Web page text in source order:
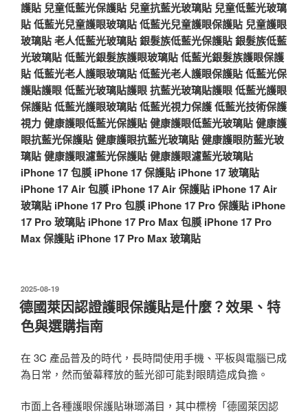
護貼兒童低藍光保護貼兒童抗藍光玻璃貼兒童低藍光玻璃
貼低藍光兒童護眼玻璃貼低藍光兒童護眼保護貼兒童護眼
玻璃貼老人低藍光玻璃貼銀髮族低藍光保護貼銀髮族低藍
光玻璃貼低藍光銀髮族護眼玻璃貼低藍光銀髮族護眼保護
貼低藍光老人護眼玻璃貼低藍光老人護眼保護貼低藍光保
護貼護眼低藍光玻璃貼護眼抗藍光玻璃貼護眼低藍光護眼
保護貼低藍光護眼玻璃貼低藍光視力保護低藍光技術保護
視力健康護眼低藍光保護貼健康護眼低藍光玻璃貼健康護
眼抗藍光保護貼健康護眼抗藍光玻璃貼健康護眼防藍光玻
璃貼健康護眼濾藍光保護貼健康護眼濾藍光玻璃貼
iPhone 17 包膜 iPhone 17 保護貼 iPhone 17 玻璃貼
iPhone 17 Air 包膜 iPhone 17 Air 保護貼 iPhone 17 Air
玻璃貼 iPhone 17 Pro 包膜 iPhone 17 Pro 保護貼 iPhone
17 Pro 玻璃貼 iPhone 17 Pro Max 包膜 iPhone 17 Pro
Max 保護貼 iPhone 17 Pro Max 玻璃貼
發
佈
於
2025-08-19
德國萊因認證護眼保護貼是什麼？效果、特
色與選購指南
在 3C 產品普及的時代，長時間使用手機、平板與電腦已成
為日常，然而螢幕釋放的藍光卻可能對眼睛造成負擔。
市面上各種護眼保護貼琳瑯滿目，其中標榜「德國萊因認